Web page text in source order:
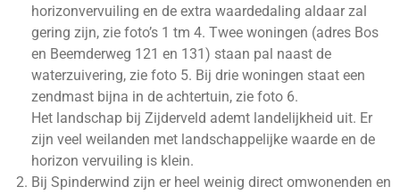
horizonvervuiling en de extra waardedaling aldaar zal
gering zijn, zie foto’s 1 tm 4. Twee woningen (adres Bos
en Beemderweg 121 en 131) staan pal naast de
waterzuivering, zie foto 5. Bij drie woningen staat een
zendmast bijna in de achtertuin, zie foto 6.
Het landschap bij Zijderveld ademt landelijkheid uit. Er
zijn veel weilanden met landschappelijke waarde en de
horizon vervuiling is klein.
Bij Spinderwind zijn er heel weinig direct omwonenden en